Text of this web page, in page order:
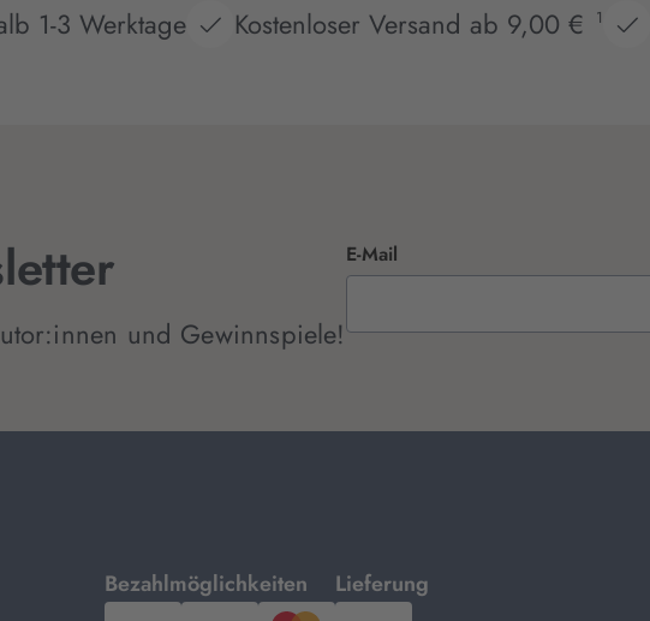
1-3 Werktage Kostenloser Versand ab 9,00 € 1
und Gewinnspiele!
E-Mail
Bezahlmöglichkeiten
mit Lieferung
mit